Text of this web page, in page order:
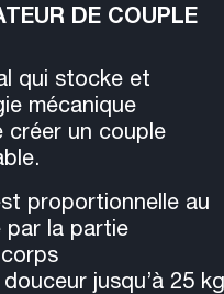
DE COUPLE
qui stocke et
mécanique
créer un couple
proportionnelle au
par la partie
jusqu’à 25 kg